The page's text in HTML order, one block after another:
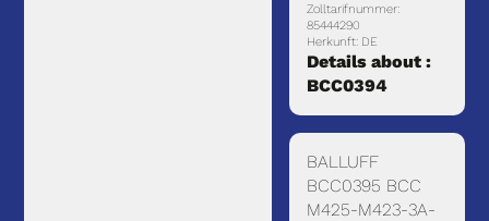
Zolltarifnummer:
85444290
Herkunft: DE
Details about :
BCC0394
BALLUFF
BCC0395 BCC
M425-M423-3A-